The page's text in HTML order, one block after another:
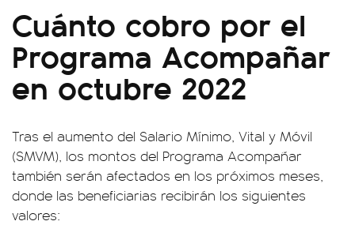
Cuánto cobro por el
Programa Acompañar
en octubre 2022
Tras el aumento del Salario Mínimo, Vital y Móvil
(SMVM), los montos del Programa Acompañar
también serán afectados en los próximos meses,
donde las beneficiarias recibirán los siguientes
valores: